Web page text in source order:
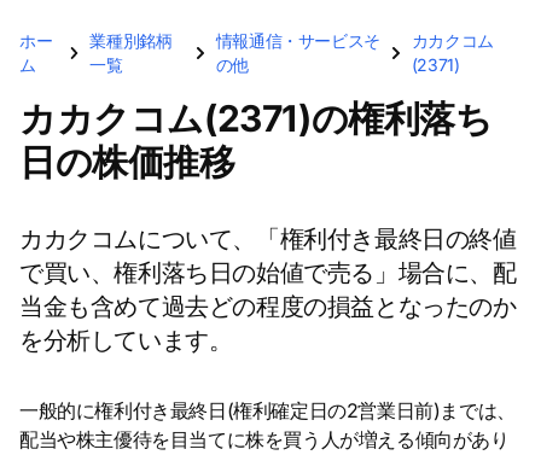
ホー
ム
業種別銘柄
一覧
情報通信・サービスそ
の他
カカクコム
(2371)
カカクコム(2371)の権利落ち
日の株価推移
カカクコムについて、「権利付き最終日の終値
で買い、権利落ち日の始値で売る」場合に、配
当金も含めて過去どの程度の損益となったのか
を分析しています。
一般的に権利付き最終日(権利確定日の2営業日前)までは、
配当や株主優待を目当てに株を買う人が増える傾向があり